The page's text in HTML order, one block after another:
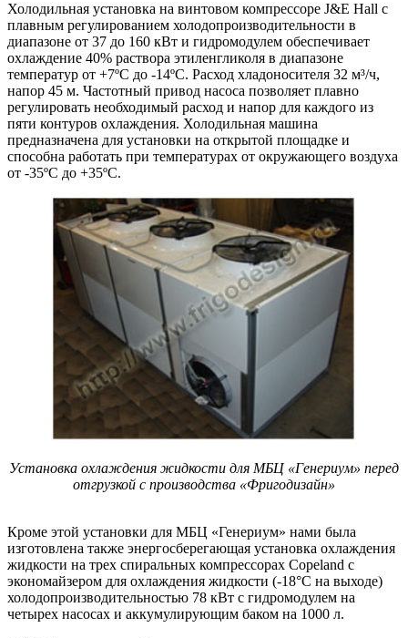
Холодильная установка на винтовом компрессоре J&E Hall с
плавным регулированием холодопроизводительности в
диапазоне от 37 до 160 кВт и гидромодулем обеспечивает
охлаждение 40% раствора этиленгликоля в диапазоне
температур от +7ºС до -14ºС. Расход хладоносителя 32 м³/ч,
напор 45 м. Частотный привод насоса позволяет плавно
регулировать необходимый расход и напор для каждого из
пяти контуров охлаждения. Холодильная машина
предназначена для установки на открытой площадке и
способна работать при температурах от окружающего воздуха
от -35ºС до +35ºС.
Установка охлаждения жидкости для МБЦ «Генериум» перед
отгрузкой с производства «Фригодизайн»
Кроме этой установки для МБЦ «Генериум» нами была
изготовлена также энергосберегающая установка охлаждения
жидкости на трех спиральных компрессорах Copeland с
экономайзером для охлаждения жидкости (-18°С на выходе)
холодопроизводительностью 78 кВт с гидромодулем на
четырех насосах и аккумулирующим баком на 1000 л.